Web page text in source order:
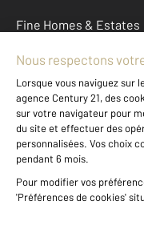
Fine Homes & Estates
À propos
International
Nous contacter